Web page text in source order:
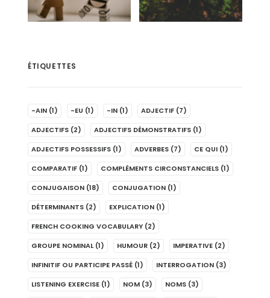
ÉTIQUETTES
-AIN (1) -EU (1) -IN (1) ADJECTIF (7)
ADJECTIFS (2) ADJECTIFS DÉMONSTRATIFS (1)
ADJECTIFS POSSESSIFS (1) ADVERBES (7) CE QUI (1)
COMPARATIF (1) COMPLÉMENTS CIRCONSTANCIELS (1)
CONJUGAISON (18) CONJUGATION (1)
DÉTERMINANTS (2) EXPLICATION (1)
FRENCH COOKING VOCABULARY (2)
GROUPE NOMINAL (1) HUMOUR (2) IMPERATIVE (2)
INFINITIF OU PARTICIPE PASSÉ (1) INTERROGATION (3)
LISTENING EXERCISE (1) NOM (3) NOMS (3)